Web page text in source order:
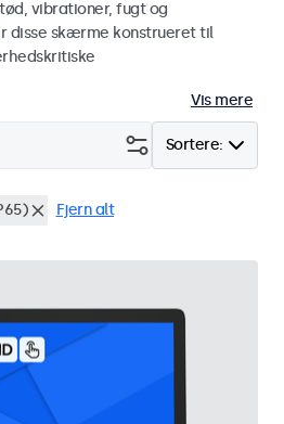
vibrationer, fugt og
disse skærme konstrueret til
Vis mere
Sortere:
Fjern alt